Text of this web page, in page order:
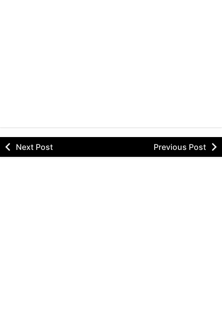
Next Post Previous Post